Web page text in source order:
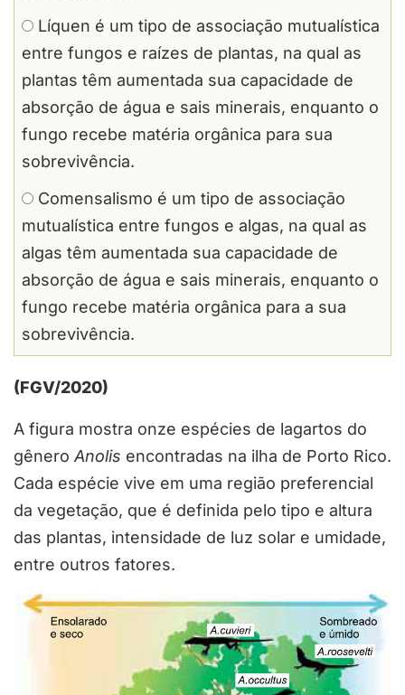
Líquen é um tipo de associação mutualística
entre fungos e raízes de plantas, na qual as
plantas têm aumentada sua capacidade de
absorção de água e sais minerais, enquanto o
fungo recebe matéria orgânica para sua
sobrevivência.
Comensalismo é um tipo de associação
mutualística entre fungos e algas, na qual as
algas têm aumentada sua capacidade de
absorção de água e sais minerais, enquanto o
fungo recebe matéria orgânica para a sua
sobrevivência.
(FGV/2020)
A figura mostra onze espécies de lagartos do
gênero Anolis encontradas na ilha de Porto Rico.
Cada espécie vive em uma região preferencial
da vegetação, que é definida pelo tipo e altura
das plantas, intensidade de luz solar e umidade,
entre outros fatores.